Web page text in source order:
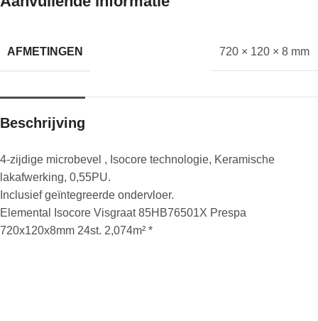
AFMETINGEN 720 × 120 × 8 mm
Beschrijving
4-zijdige microbevel , Isocore technologie, Keramische
lakafwerking, 0,55PU.
Inclusief geïntegreerde ondervloer.
Elemental Isocore Visgraat 85HB76501X Prespa
720x120x8mm 24st. 2,074m² *